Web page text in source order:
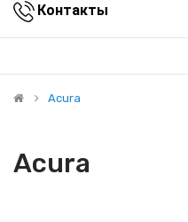
Контакты
Acura
Acura